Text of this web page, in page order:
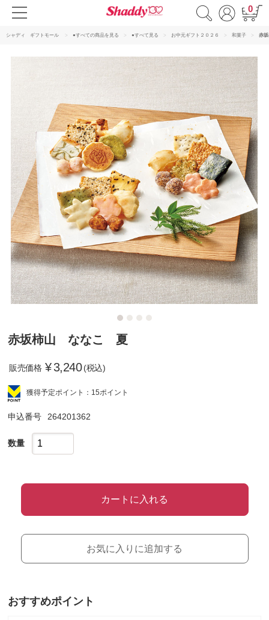
0
シャディ ギフトモール ●すべての商品を見る ●すべて見る お中元ギフト２０２６ 和菓子 赤
赤坂柿山 ななこ 夏
販売価格 ¥3,240 (税込)
獲得予定ポイント：15ポイント
申込番号 264201362
数量
カートに入れる
お気に入りに追加する
おすすめポイント